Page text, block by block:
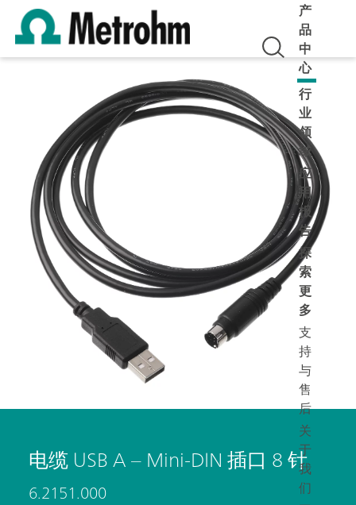
产
品
中
心
行
业
领
域
应
用
报
告
探
索
更
多
支
持
与
售
后
关
于
我
们
电缆 USB A – Mini-DIN 插口 8 针
6.2151.000